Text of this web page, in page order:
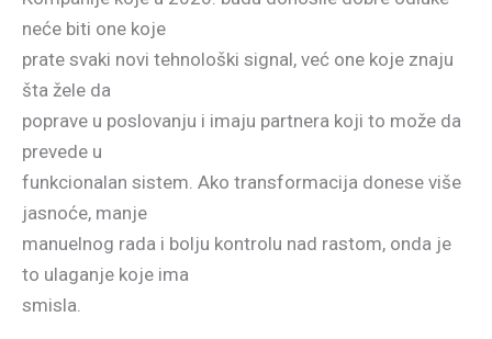
neće biti one koje
prate svaki novi tehnološki signal, već one koje znaju
šta žele da
poprave u poslovanju i imaju partnera koji to može da
prevede u
funkcionalan sistem. Ako transformacija donese više
jasnoće, manje
manuelnog rada i bolju kontrolu nad rastom, onda je
to ulaganje koje ima
smisla.